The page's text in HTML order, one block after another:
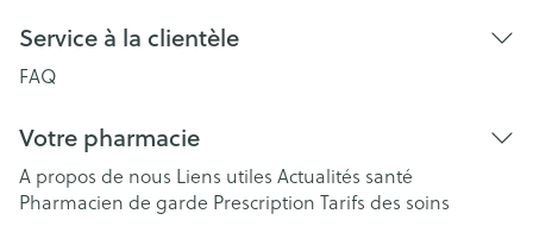
Service à la clientèle
FAQ
Votre pharmacie
A propos de nous Liens utiles Actualités santé
Pharmacien de garde Prescription Tarifs des soins